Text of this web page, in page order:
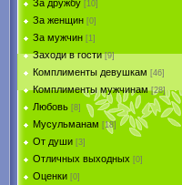
За дружбу [10]
За женщин [0]
За мужчин [1]
Заходи в гости [9]
Комплименты девушкам [46]
Комплименты мужчинам [28]
Любовь [8]
Мусульманам [18]
От души [3]
Отличных выходных [0]
Оценки [0]